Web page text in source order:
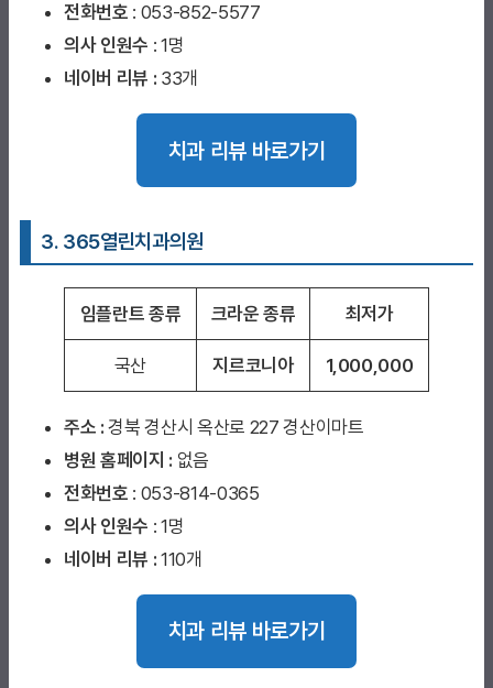
전화번호 : 053-852-5577
의사 인원수 : 1명
네이버 리뷰 : 33개
치과 리뷰 바로가기
3. 365열린치과의원
임플란트 종류 크라운 종류 최저가
국산 지르코니아 1,000,000
주소 :경북 경산시 옥산로 227 경산이마트
병원 홈페이지 : 없음
전화번호 : 053-814-0365
의사 인원수 : 1명
네이버 리뷰 : 110개
치과 리뷰 바로가기